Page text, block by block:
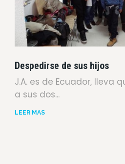
Despedirse de sus hijos
J.A. es de Ecuador, lleva
a sus dos...
LEER MÁS